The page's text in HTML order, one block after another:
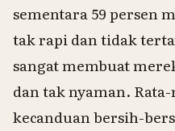
sementara 59 persen
tak rapi dan tidak
sangat membuat
dan tak nyaman.
kecanduan bersih-